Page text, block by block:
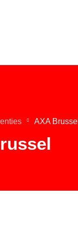
AXA Brussel